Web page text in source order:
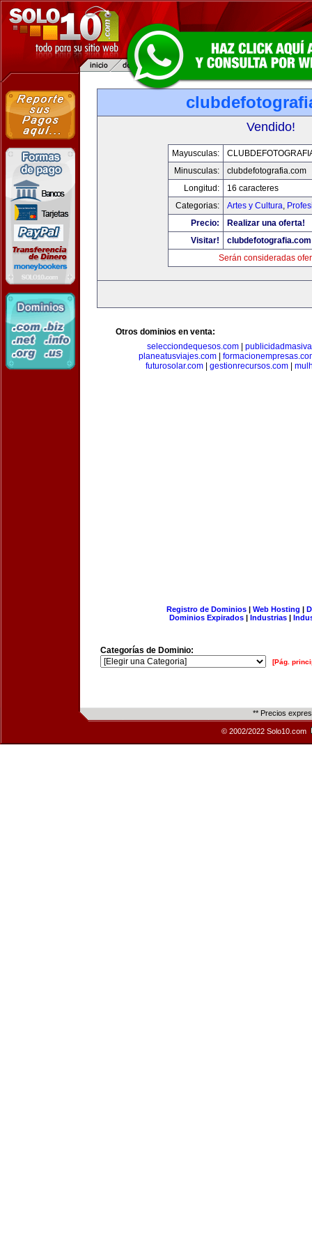
Vendido!
Mayusculas:
Minusculas:
clubdefotografia.com
Longitud:
16 caracteres
Categorias:
Artes y Cultura,
Precio:
Realizar una oferta!
Visitar!
clubdefotografia.com
Serán consideradas
Otros dominios en venta:
selecciondequesos.com
planeatusviajes.com
futurosolar.com| gestionrecursos.com|
Registro de Dominios| Web Hosting |
Dominios Expirados | Industrias |
Categorías de Dominio:
[Pág.
** Precios
© 2002/2022 Solo10.com